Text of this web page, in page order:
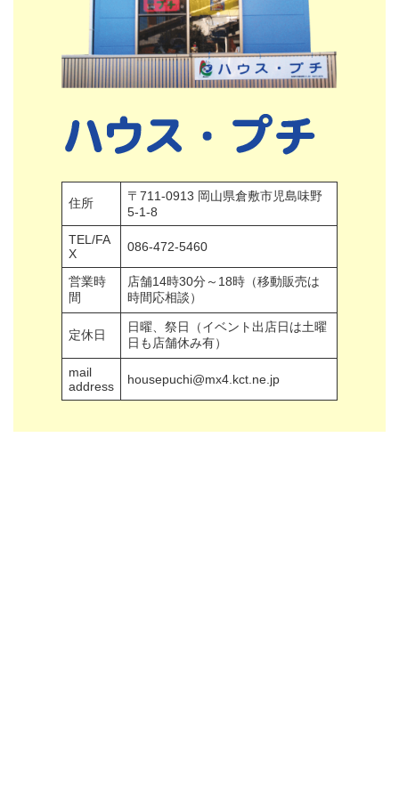
住所
〒711-0913 岡山県倉敷市児島味野
5-1-8
TEL/FA
X
086-472-5460
営業時
間
店舗14時30分～18時（移動販売は
時間応相談）
定休日
日曜、祭日（イベント出店日は土曜
日も店舗休み有）
mail
address
housepuchi@mx4.kct.ne.jp